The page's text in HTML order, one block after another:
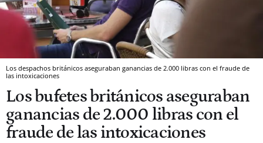
Los despachos británicos aseguraban ganancias de 2.000 libras con el fraude de
las intoxicaciones
Los bufetes británicos aseguraban
ganancias de 2.000 libras con el
fraude de las intoxicaciones